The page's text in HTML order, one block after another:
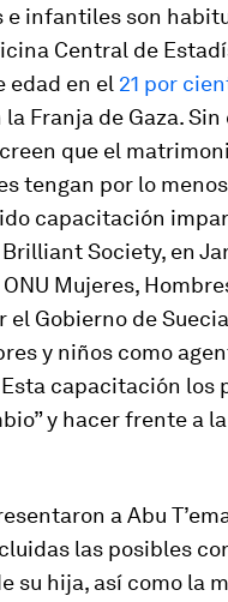
infantiles son
Central de
edad en el 21 por
Franja de Gaza.
que el
tengan por lo
capacitación
Society, en
Mujeres,
el Gobierno de
y niños como
capacitación los
y hacer frente a
a Abu
las posibles
su hija, así como la